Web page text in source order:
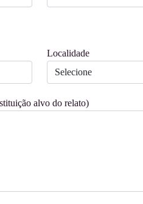
Localidade
alvo do relato)